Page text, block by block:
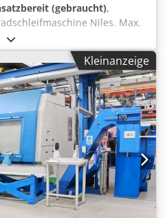
(gebraucht),
Niles. Max.
215mm,
75-315 DH/min,
min./max.: 12/140, min.
max. Kopfkreisdurchmesser:
500mm,
Z: 630mm/200mm/700mm,
min./max.
250mm/350mm,
Schleifscheibenbreite:
1690U/min, Gewicht: ca.
Wechselrädern und
vorhanden. Besichtigung
Nbs Aigek
Kleinanzeige